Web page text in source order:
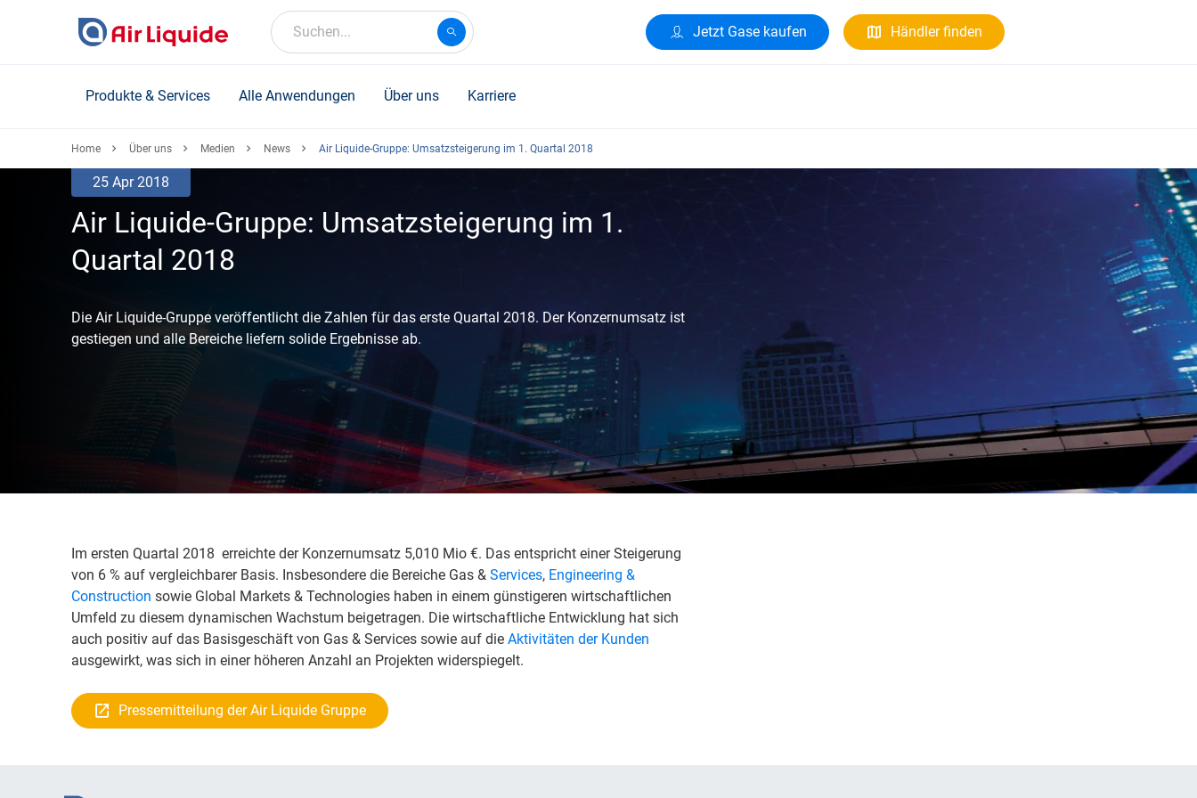
Suchen... Jetzt Gase kaufen Händler finden
Produkte & Services Alle Anwendungen Über uns Karriere
Home Über uns Medien News Air Liquide-Gruppe: Umsatzsteigerung im 1. Quartal 2018
25 Apr 2018
Air Liquide-Gruppe: Umsatzsteigerung im 1.
Quartal 2018
Die Air Liquide-Gruppe veröffentlicht die Zahlen für das erste Quartal 2018. Der Konzernumsatz ist
gestiegen und alle Bereiche liefern solide Ergebnisse ab.
Im ersten Quartal 2018 erreichte der Konzernumsatz 5,010 Mio €. Das entspricht einer Steigerung
von 6 % auf vergleichbarer Basis. Insbesondere die Bereiche Gas & Services, Engineering &
Construction sowie Global Markets & Technologies haben in einem günstigeren wirtschaftlichen
Umfeld zu diesem dynamischen Wachstum beigetragen. Die wirtschaftliche Entwicklung hat sich
auch positiv auf das Basisgeschäft von Gas & Services sowie auf die Aktivitäten der Kunden
ausgewirkt, was sich in einer höheren Anzahl an Projekten widerspiegelt.
Pressemitteilung der Air Liquide Gruppe